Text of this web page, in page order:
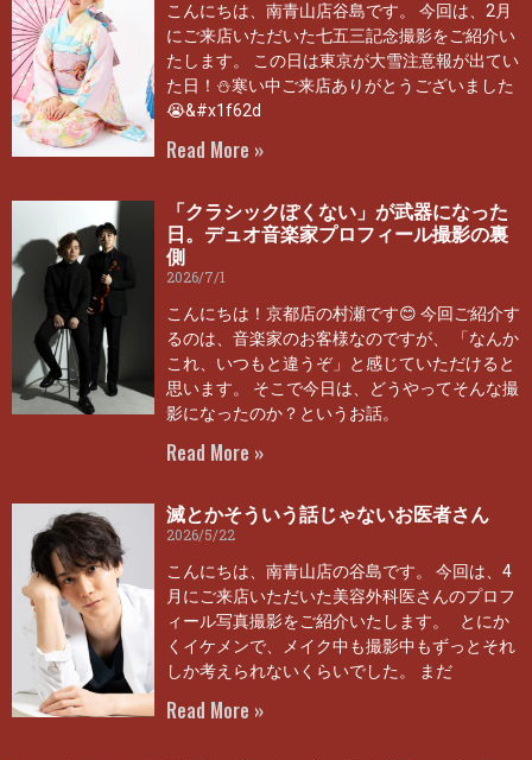
こんにちは、南青山店谷島です。 今回は、2月
にご来店いただいた七五三記念撮影をご紹介い
たします。 この日は東京が大雪注意報が出てい
た日！⛄寒い中ご来店ありがとうございました
😭&#x1f62d
Read More »
「クラシックぽくない」が武器になった
日。デュオ音楽家プロフィール撮影の裏
側
2026/7/1
こんにちは！京都店の村瀬です😊 今回ご紹介す
るのは、音楽家のお客様なのですが、 「なんか
これ、いつもと違うぞ」と感じていただけると
思います。 そこで今日は、どうやってそんな撮
影になったのか？というお話。
Read More »
滅とかそういう話じゃないお医者さん
2026/5/22
こんにちは、南青山店の谷島です。 今回は、4
月にご来店いただいた美容外科医さんのプロフ
ィール写真撮影をご紹介いたします。 とにか
くイケメンで、メイク中も撮影中もずっとそれ
しか考えられないくらいでした。 まだ
Read More »